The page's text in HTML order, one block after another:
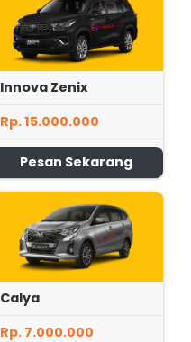
Innova Zenix
Rp. 15.000.000
Pesan Sekarang
Calya
Rp. 7.000.000